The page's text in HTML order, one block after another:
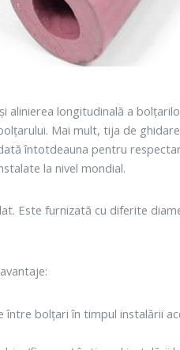
longitudinală a
Mai mult, tija de
întotdeauna pentru
la nivel mondial.
Este furnizată cu diferite
între bolțari în timpul instalării